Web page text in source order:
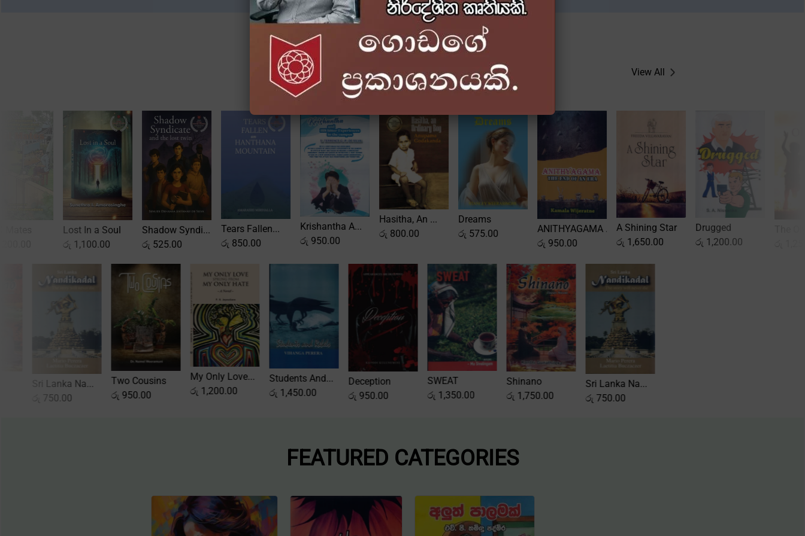
BEST NOVELS
View All
Shadow Syndi...
රු 525.00
Tears Fallen...
රු 850.00
Krishantha A...
රු 950.00
Hasitha, An ...
රු800.00
Dreams
රු 575.00
ANITHYAGAMA ...
A Shining Star
රු 1,650.00
Drugged
රු 1,200.00
The Olympian
රු 1,250.00
1,750.00
Sri Lanka Na...
750.00
Two Cousins
950.00
My Only Love...
රු
1,200.00
Students And...
රු
1,450.00
Deception
950.00
රු
1,350.00
Shinano
රු
1,750.00
Sri Lanka Na...
FEATURED CATEGORIES